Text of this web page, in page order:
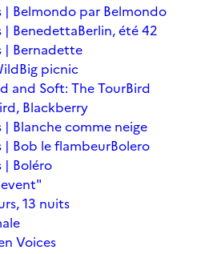
| Belmondo par Belmondo
| BenedettaBerlin, été 42
| Bernadette
Big picnic
and Soft: The TourBird
Blackberry
Blanche comme neige
| Bob le flambeurBolero
| Boléro
13 nuits
Voices